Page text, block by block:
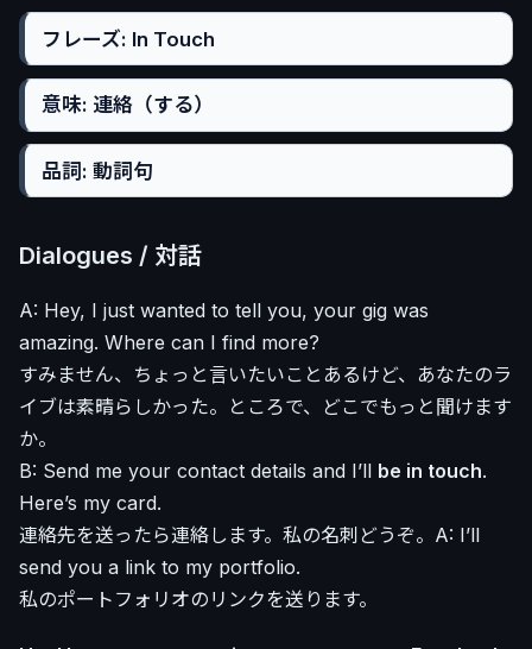
フレーズ: In Touch
意味: 連絡（する）
品詞: 動詞句
Dialogues / 対話
A: Hey, I just wanted to tell you, your gig was
amazing. Where can I find more?
すみません、ちょっと言いたいことあるけど、あなたのラ
イブは素晴らしかった。ところで、どこでもっと聞けます
か。
B: Send me your contact details and I’ll be in touch.
Here’s my card.
連絡先を送ったら連絡します。私の名刺どうぞ。A: I’ll
send you a link to my portfolio.
私のポートフォリオのリンクを送ります。